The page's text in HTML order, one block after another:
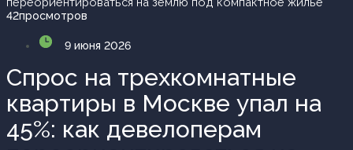
просмотров
42
9 июня 2026
Спрос на трехкомнатные
квартиры в Москве упал на
45%: как девелоперам